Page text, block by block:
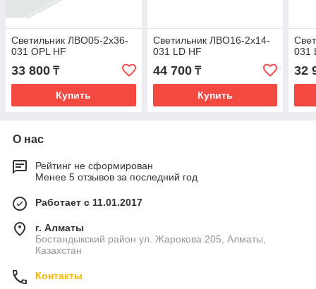
Светильник ЛВО05-2х36-
031 OPL HF
33 800 ₸
Купить
Светильник ЛВО16-2х14-
031 LD HF
44 700₸
Купить
031
32
О нас
Рейтинг не сформирован
Менее 5 отзывов за последний год
Работает с 11.01.2017
г. Алматы
Бостандыкский район ул. Жарокова 205, Алматы,
Казахстан
Контакты